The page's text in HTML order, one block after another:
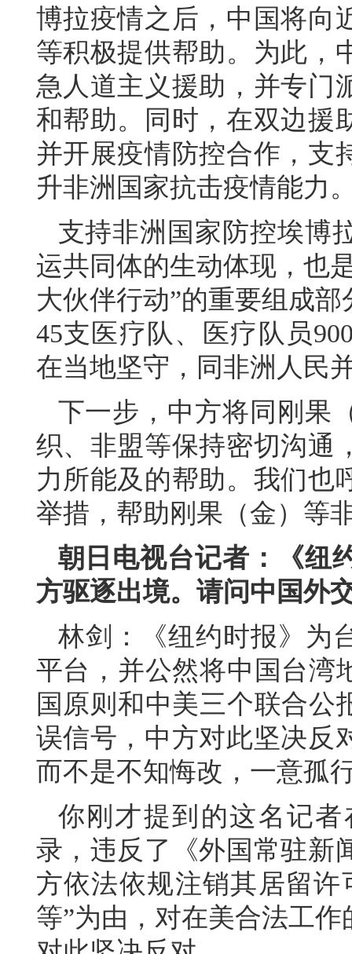
博拉疫情之后，中国将向
等积极提供帮助。为此，
急人道主义援助，并专门
和帮助。同时，在双边援
并开展疫情防控合作，支
升非洲国家抗击疫情能力
支持非洲国家防控埃博
运共同体的生动体现，也
大伙伴行动”的重要组成
45支医疗队、医疗队员
在当地坚守，同非洲人民
下一步，中方将同刚果
织、非盟等保持密切沟通
力所能及的帮助。我们也
举措，帮助刚果（金）等
朝日电视台记者：《纽
方驱逐出境。请问中国外
林剑：《纽约时报》为
平台，并公然将中国台湾
国原则和中美三个联合公
误信号，中方对此坚决反
而不是不知悔改，一意孤
你刚才提到的这名记
录，违反了《外国常驻新
方依法依规注销其居留
等”为由，对在美合法工